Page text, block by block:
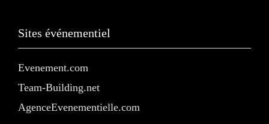
Sites événementiel
Evenement.com
Team-Building.net
AgenceEvenementielle.com